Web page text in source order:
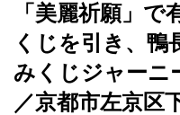
「美麗祈願」
くじを引き、鴨
みくじジャーニ
／京都市左京区